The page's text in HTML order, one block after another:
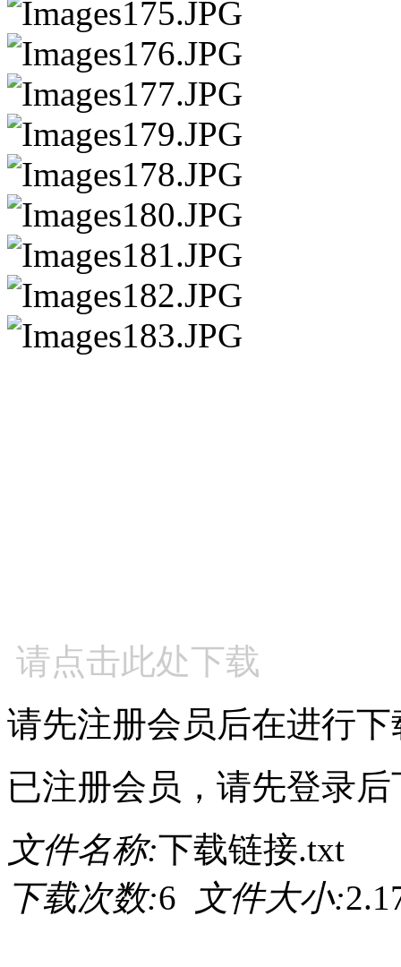
请点击此处下载
请先注册会员后在进行下
已注册会员，请先登录后
文件名称:下载链接.txt
下载次数:6 文件大小: